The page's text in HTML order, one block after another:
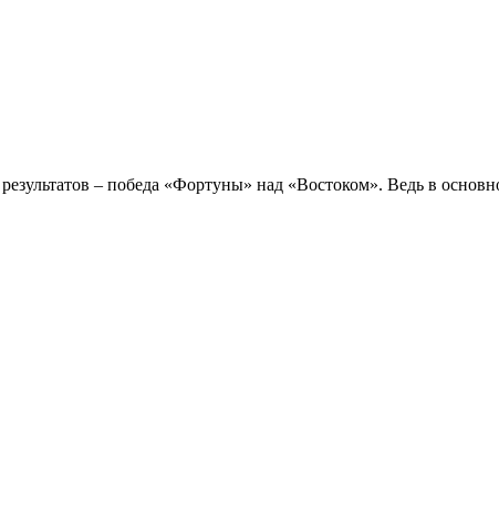
– победа «Фортуны» над «Востоком». Ведь в